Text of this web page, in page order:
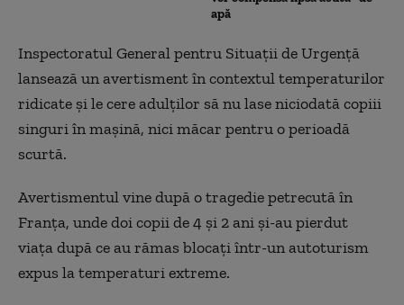
apă
Inspectoratul General pentru Situații de Urgență
lansează un avertisment în contextul temperaturilor
ridicate și le cere adulților să nu lase niciodată copiii
singuri în mașină, nici măcar pentru o perioadă
scurtă.
Avertismentul vine după o tragedie petrecută în
Franța, unde doi copii de 4 și 2 ani și-au pierdut
viața după ce au rămas blocați într-un autoturism
expus la temperaturi extreme.